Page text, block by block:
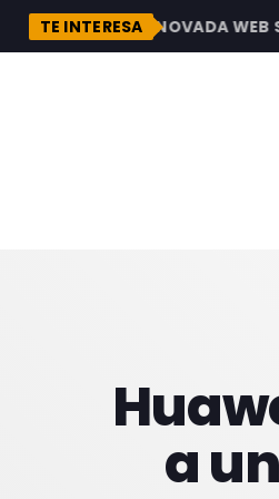
TE INTERESA
LA RENOVADA WEB
a